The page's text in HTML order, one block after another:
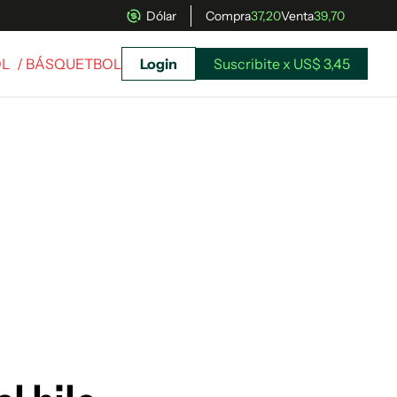
Dólar Compra37,20Venta39,70
/ BÁSQUETBOL Login Suscribite x US$ 3,45